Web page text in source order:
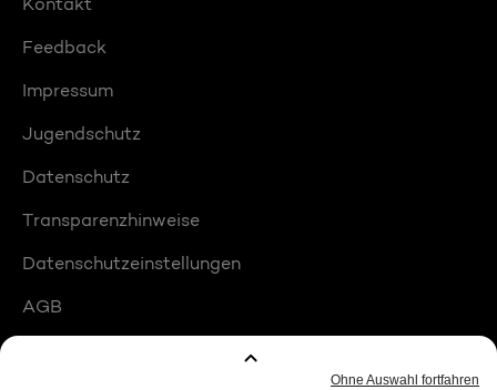
Feedback
Impressum
Jugendschutz
Datenschutz
Transparenzhinweise
Datenschutzeinstellungen
AGB